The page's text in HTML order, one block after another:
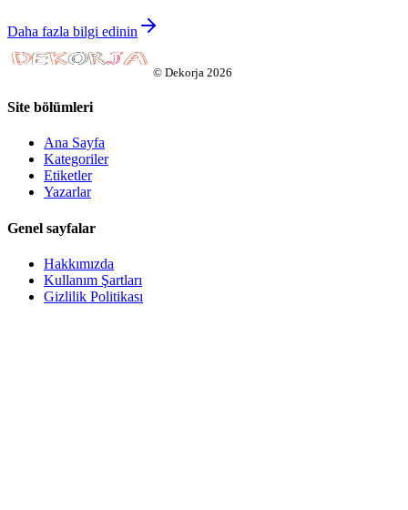
Daha fazla bilgi edinin
© Dekorja 2026
Site bölümleri
Ana Sayfa
Kategoriler
Etiketler
Yazarlar
Genel sayfalar
Hakkımızda
Kullanım Şartları
Gizlilik Politikası